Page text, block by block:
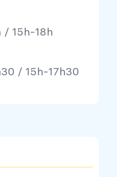
/ 15h-18h
/ 15h-17h30